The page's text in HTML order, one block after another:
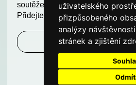
uživatelského
přizpůsobeného
analýzy
stránek a zjištění
soutěže ORDINACE ROKU je v
Přidejte se k nám a soutěžte o
Zjistit více